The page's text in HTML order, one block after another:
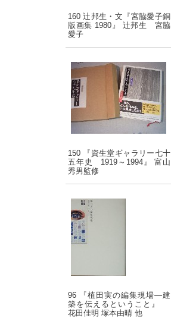
160 辻邦生・文『宮脇愛子銅
版画集 1980』 辻邦生 宮脇
愛子
150 『資生堂ギャラリー七十
五年史 1919～1994』 富山
秀男監修
96 『植田実の編集現場―建
築を伝えるということ』
花田佳明 塚本由晴 他